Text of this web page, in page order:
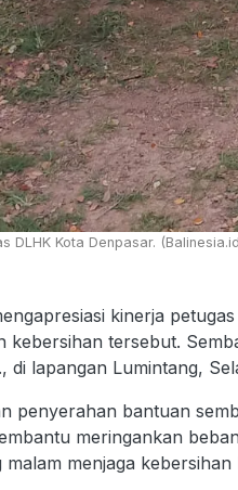
Kota Denpasar.
kinerja
kebersihan tersebut.
di lapangan Lumintang,
penyerahan bantuan
meringankan
menjaga kebersihan